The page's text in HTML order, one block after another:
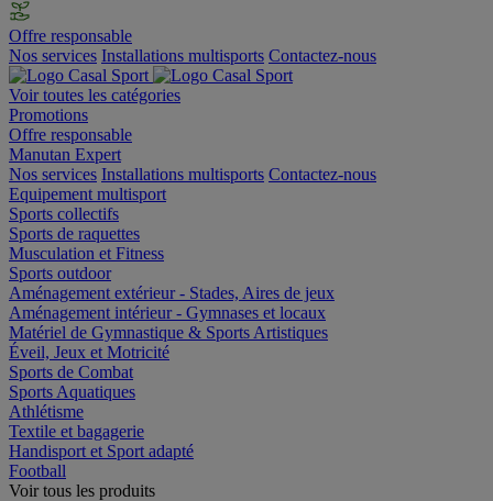
Offre responsable
Nos services Installations multisports Contactez-nous
Voir toutes les catégories
Promotions
Offre responsable
Manutan Expert
Nos services Installations multisports Contactez-nous
Equipement multisport
Sports collectifs
Sports de raquettes
Musculation et Fitness
Sports outdoor
Aménagement extérieur - Stades, Aires de jeux
Aménagement intérieur - Gymnases et locaux
Matériel de Gymnastique & Sports Artistiques
Éveil, Jeux et Motricité
Sports de Combat
Sports Aquatiques
Athlétisme
Textile et bagagerie
Handisport et Sport adapté
Football
Voir tous les produits